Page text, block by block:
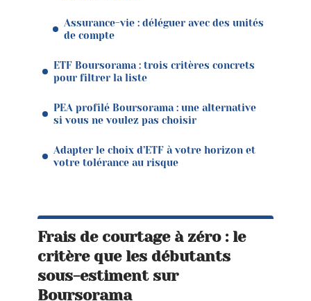
Assurance-vie : déléguer avec des unités
de compte
ETF Boursorama : trois critères concrets
pour filtrer la liste
PEA profilé Boursorama : une alternative
si vous ne voulez pas choisir
Adapter le choix d’ETF à votre horizon et
votre tolérance au risque
Frais de courtage à zéro : le
critère que les débutants
sous-estiment sur
Boursorama